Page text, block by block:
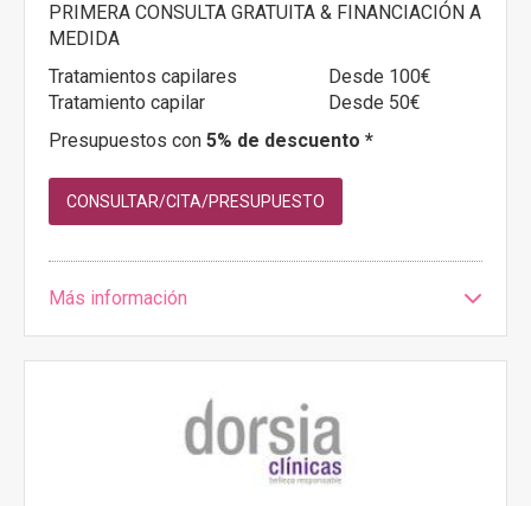
PRIMERA CONSULTA GRATUITA & FINANCIACIÓN A
MEDIDA
Tratamientos capilares
Desde 100€
Tratamiento capilar
Desde 50€
Presupuestos con 5% de descuento *
CONSULTAR/CITA/PRESUPUESTO
Más información